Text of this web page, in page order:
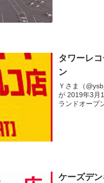
タワーレ
ン
Ｙさま（@ysb_freeman）で
が 2019年3月16
ケーズデ